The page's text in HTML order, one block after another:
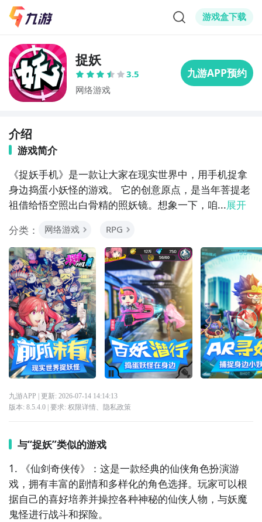
游戏盒下载
捉妖
3.5
网络游戏
介绍
游戏简介
《捉妖手机》是一款让大家在现实世界中，用手机捉拿
身边捣蛋小妖怪的游戏。 它的创意原点，是当年菩提老
祖借给悟空照出白骨精的照妖镜。想象一下，咱...展开
分类：
网络游戏 RPG
九游APP | 更新: 2026-07-14 14:14:13
版本: 8.5.4.0| 要求: 权限详情、 隐私政策
与“捉妖”类似的游戏
1. 《仙剑奇侠传》：这是一款经典的仙侠角色扮演游
戏，拥有丰富的剧情和多样化的角色选择。玩家可以根
据自己的喜好培养并操控各种神秘的仙侠人物，与妖魔
鬼怪进行战斗和探险。